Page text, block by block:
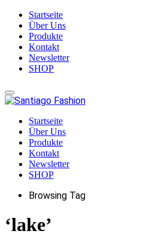
Startseite
Über Uns
Produkte
Kontakt
Newsletter
SHOP
Startseite
Über Uns
Produkte
Kontakt
Newsletter
SHOP
Browsing Tag
‘lake’